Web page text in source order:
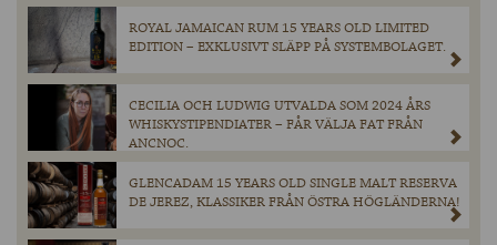
ROYAL JAMAICAN RUM 15 YEARS OLD LIMITED
EDITION – EXKLUSIVT SLÄPP PÅ SYSTEMBOLAGET.
CECILIA OCH LUDWIG UTVALDA SOM 2024 ÅRS
WHISKYSTIPENDIATER – FÅR VÄLJA FAT FRÅN
ANCNOC.
GLENCADAM 15 YEARS OLD SINGLE MALT RESERVA
DE JEREZ, KLASSIKER FRÅN ÖSTRA HÖGLÄNDERNA!